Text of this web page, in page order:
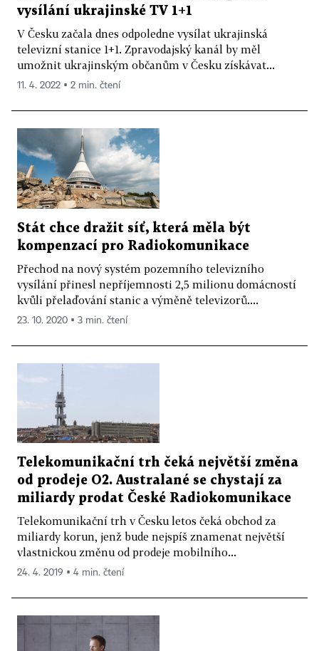
vysílání ukrajinské TV 1+1
V Česku začala dnes odpoledne vysílat ukrajinská
televizní stanice 1+1. Zpravodajský kanál by měl
umožnit ukrajinským občanům v Česku získávat...
11. 4. 2022 ▪ 2 min. čtení
Stát chce dražit síť, která měla být
kompenzací pro Radiokomunikace
Přechod na nový systém pozemního televizního
vysílání přinesl nepříjemnosti 2,5 milionu domácností
kvůli přelaďování stanic a výměně televizorů....
23. 10. 2020 ▪ 3 min. čtení
Telekomunikační trh čeká největší změna
od prodeje O2. Australané se chystají za
miliardy prodat České Radiokomunikace
Telekomunikační trh v Česku letos čeká obchod za
miliardy korun, jenž bude nejspíš znamenat největší
vlastnickou změnu od prodeje mobilního...
24. 4. 2019 ▪ 4 min. čtení